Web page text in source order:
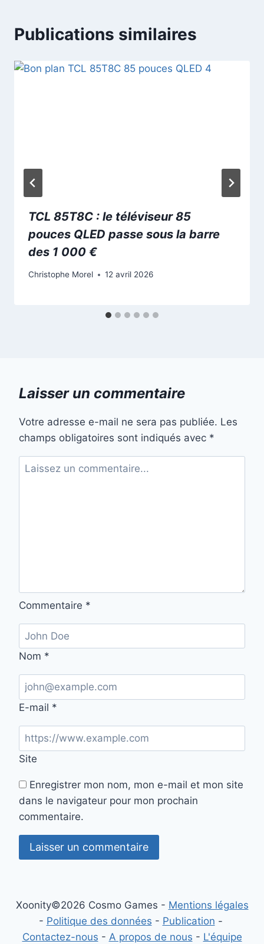
Publications similaires
TCL 85T8C : le téléviseur 85
pouces QLED passe sous la barre
des 1 000 €
Christophe Morel 12 avril 2026
Laisser un commentaire
Votre adresse e-mail ne sera pas publiée. Les
champs obligatoires sont indiqués avec *
Commentaire *
Nom *
E-mail *
Site
Enregistrer mon nom, mon e-mail et mon site
dans le navigateur pour mon prochain
commentaire.
Xoonity©2026 Cosmo Games - Mentions légales
- Politique des données - Publication -
Contactez-nous - A propos de nous - L'équipe